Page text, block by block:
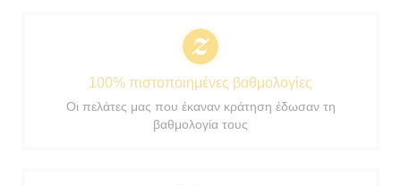
100% πιστοποιημένες βαθμολογίες
Οι πελάτες μας που έκαναν κράτηση έδωσαν τη
βαθμολογία τους